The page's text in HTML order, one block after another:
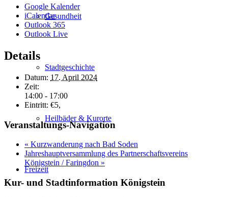
Gesundheit
Stadtgeschichte
Heilbäder & Kurorte
Freizeit
Google Kalender
iCalendar
Outlook 365
Outlook Live
Details
Datum: 17. April 2024
Zeit:
14:00 - 17:00
Eintritt: €5,
Veranstaltungs-Navigation
« Kurzwanderung nach Bad Soden
Jahreshauptversammlung des Partnerschaftsvereins
Königstein / Faringdon »
Kur- und Stadtinformation Königstein